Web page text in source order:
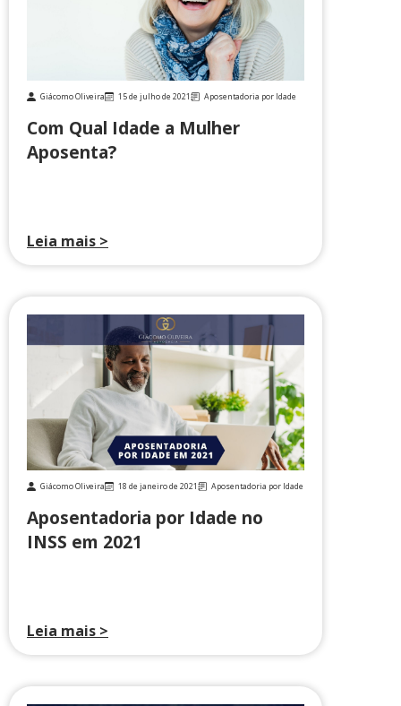
Giácomo Oliveira 15 de julho de 2021 Aposentadoria por Idade
Com Qual Idade a Mulher
Aposenta?
Leia mais >
Giácomo Oliveira 18 de janeiro de 2021 Aposentadoria por Idade
Aposentadoria por Idade no
INSS em 2021
Leia mais >